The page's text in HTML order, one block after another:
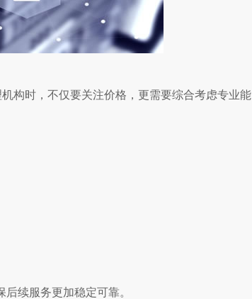
构时，不仅要关注价格，更需要综合考虑专业能
续服务更加稳定可靠。